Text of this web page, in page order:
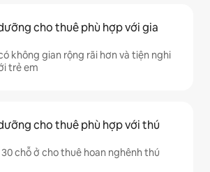
cho thuê phù hợp với gia
không gian rộng rãi hơn và tiện nghi
trẻ em
cho thuê phù hợp với thú
chỗ ở cho thuê hoan nghênh thú